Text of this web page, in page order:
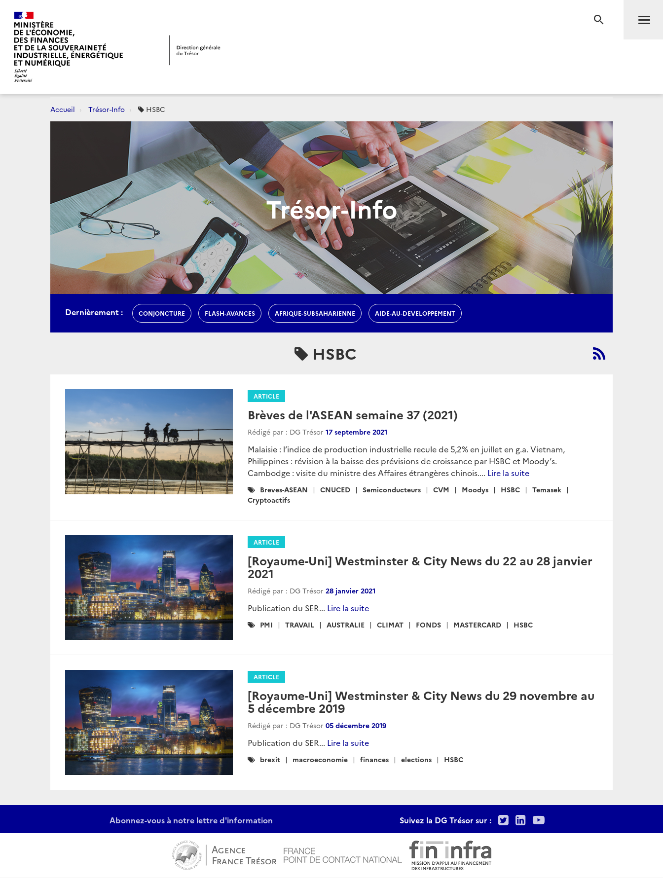
RECHERCHE
Accueil Trésor-Info HSBC
Trésor-Info
Dernièrement : CONJONCTURE FLASH-AVANCES AFRIQUE-SUBSAHARIENNE AIDE-AU-DEVELOPPEMENT
HSBC
ARTICLE
Brèves de l'ASEAN semaine 37 (2021)
Rédigé par : DG Trésor 17 septembre 2021
Malaisie : l’indice de production industrielle recule de 5,2% en juillet en g.a. Vietnam,
Philippines : révision à la baisse des prévisions de croissance par HSBC et Moody’s.
Cambodge : visite du ministre des Affaires étrangères chinois.... Lire la suite
Catégories
:
Breves-ASEAN CNUCED Semiconducteurs CVM Moodys HSBC
Temasek
Cryptoactifs
ARTICLE
[Royaume-Uni] Westminster & City News du 22 au 28 janvier
2021
Rédigé par : DG Trésor 28 janvier 2021
Publication du SER... Lire la suite
Catégories
PMI TRAVAIL AUSTRALIE CLIMAT FONDS MASTERCARD HSBC
ARTICLE
[Royaume-Uni] Westminster & City News du 29 novembre au
5 décembre 2019
Rédigé par : DG Trésor 05 décembre 2019
Publication du SER... Lire la suite
Catégories
brexit macroeconomie finances elections HSBC
Abonnez-vous à notre lettre d'information Suivez la DG Trésor sur : TwitterLinkedIn
Youtube